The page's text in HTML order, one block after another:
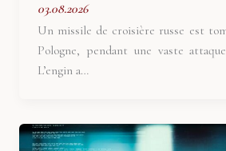
03.08.2026
Un missile de croisière russe est
Pologne, pendant une vaste
L’engin a…